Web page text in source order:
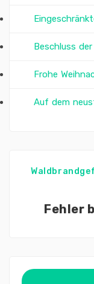
Beschluss
Frohe
Auf dem
Fehler